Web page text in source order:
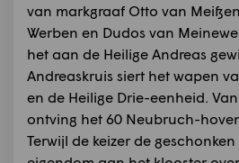
van markgraaf Otto van
Werben en Dudos van
het aan de Heilige Andreas
Andreaskruis siert het wapen
en de Heilige Drie-eenheid.
ontving het 60 Neubruch-
Terwijl de keizer de